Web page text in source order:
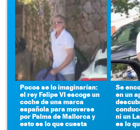
Pocos se lo imaginarían:
el rey Felipe VI escoge un
coche de una marca
española para moverse
por Palma de Mallorca y
esto es lo que cuesta
Se
en un
ni un
es lo